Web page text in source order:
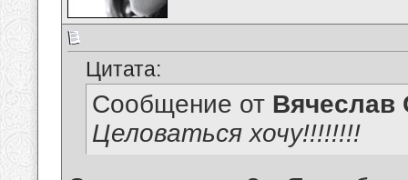
Цитата:
Сообщение от Вячеслав
Целоваться хочу!!!!!!!!